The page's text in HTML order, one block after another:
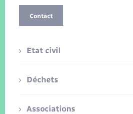
Contact
Etat civil
Déchets
Associations